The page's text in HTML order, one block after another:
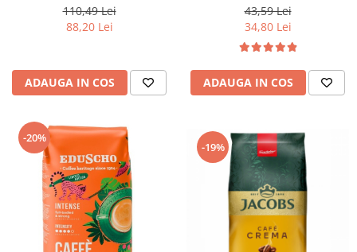
110,49 Lei
88,20 Lei
ADAUGA IN COS
43,59 Lei
34,80 Lei
ADAUGA IN COS
-20%
-19%